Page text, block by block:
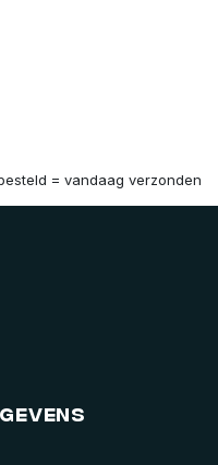
= vandaag verzonden